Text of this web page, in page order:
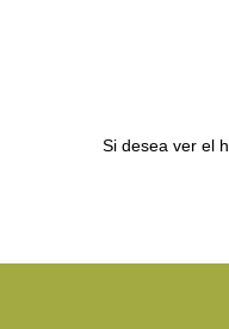
Si desea ver el